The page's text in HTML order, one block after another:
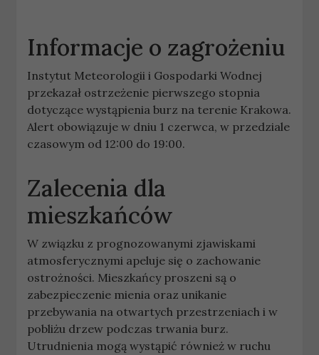
Informacje o zagrożeniu
Instytut Meteorologii i Gospodarki Wodnej
przekazał ostrzeżenie pierwszego stopnia
dotyczące wystąpienia burz na terenie Krakowa.
Alert obowiązuje w dniu 1 czerwca, w przedziale
czasowym od 12:00 do 19:00.
Zalecenia dla
mieszkańców
W związku z prognozowanymi zjawiskami
atmosferycznymi apeluje się o zachowanie
ostrożności. Mieszkańcy proszeni są o
zabezpieczenie mienia oraz unikanie
przebywania na otwartych przestrzeniach i w
pobliżu drzew podczas trwania burz.
Utrudnienia mogą wystąpić również w ruchu